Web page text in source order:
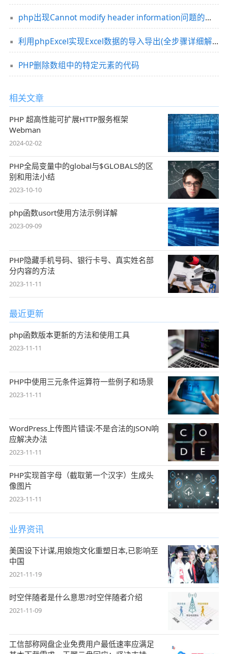
php出现Cannot modify header information问题的解决方法大全
利用phpExcel实现Excel数据的导入导出(全步骤详细解析)
PHP删除数组中的特定元素的代码
相关文章
PHP 超高性能可扩展HTTP服务框架
Webman
2024-02-02
PHP全局变量中的global与$GLOBALS的区
别和用法小结
2023-10-10
php函数usort使用方法示例详解
2023-09-09
PHP隐藏手机号码、银行卡号、真实姓名部
分内容的方法
2023-11-11
最近更新
php函数版本更新的方法和使用工具
2023-11-11
PHP中使用三元条件运算符一些例子和场景
2023-11-11
WordPress上传图片错误:不是合法的JSON响
应解决办法
2023-11-11
PHP实现首字母（截取第一个汉字）生成头
像图片
2023-11-11
业界资讯
美国设下计谋,用娘炮文化重塑日本,已影响至
中国
2021-11-19
时空伴随者是什么意思?时空伴随者介绍
2021-11-09
工信部称网盘企业免费用户最低速率应满足